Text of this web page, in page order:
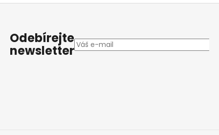
Z
Odebírejte
newsletter